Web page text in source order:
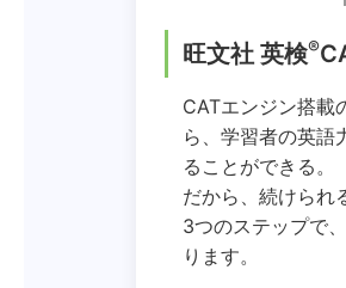
旺文社 英検®
CATエンジン搭載
ら、学習者の英語
ることができる。
だから、続けられ
3つのステップで
ります。